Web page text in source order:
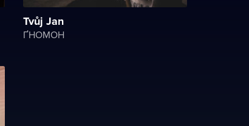
Tvůj Jan
ҐНОМОН